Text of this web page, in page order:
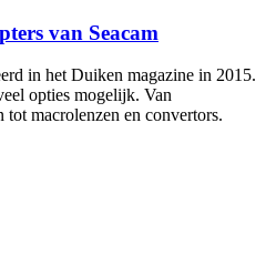
van Seacam
in het Duiken magazine in 2015.
opties mogelijk. Van
tot macrolenzen en convertors.